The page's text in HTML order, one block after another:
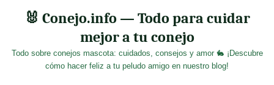
🐰 Conejo.info — Todo para cuidar
mejor a tu conejo
Todo sobre conejos mascota: cuidados, consejos y amor 🐇 ¡Descubre
cómo hacer feliz a tu peludo amigo en nuestro blog!